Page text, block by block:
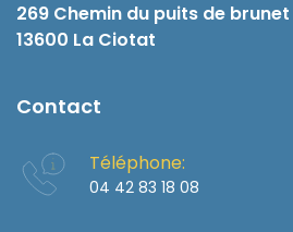
269 Chemin du puits de brunet
13600 La Ciotat
Contact
Téléphone:
04 42 83 18 08